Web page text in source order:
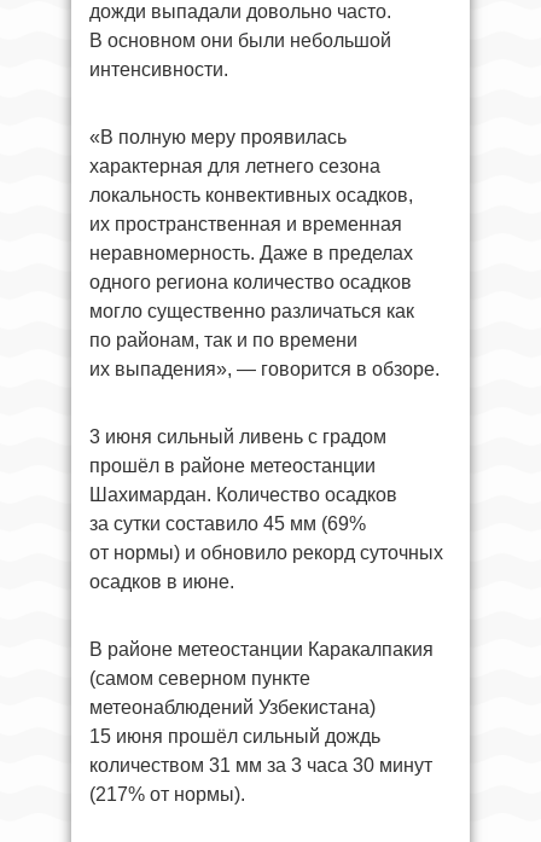
дожди выпадали довольно часто.
В основном они были небольшой
интенсивности.
«В полную меру проявилась
характерная для летнего сезона
локальность конвективных осадков,
их пространственная и временная
неравномерность. Даже в пределах
одного региона количество осадков
могло существенно различаться как
по районам, так и по времени
их выпадения», — говорится в обзоре.
3 июня сильный ливень с градом
прошёл в районе метеостанции
Шахимардан. Количество осадков
за сутки составило 45 мм (69%
от нормы) и обновило рекорд суточных
осадков в июне.
В районе метеостанции Каракалпакия
(самом северном пункте
метеонаблюдений Узбекистана)
15 июня прошёл сильный дождь
количеством 31 мм за 3 часа 30 минут
(217% от нормы).